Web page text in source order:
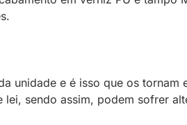
unidade e é isso que os
sendo assim, podem sofrer